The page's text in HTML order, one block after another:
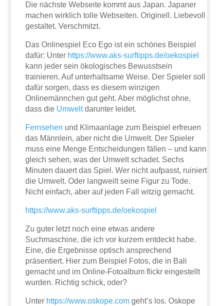
Die nächste Webseite kommt aus Japan. Japaner
machen wirklich tolle Webseiten. Originell. Liebevoll
gestaltet. Verschmitzt.
Das Onlinespiel Eco Ego ist ein schönes Beispiel
dafür: Unter https://www.aks-surftipps.de/oekospiel
kann jeder sein ökologisches Bewusstsein
trainieren. Auf unterhaltsame Weise. Der Spieler soll
dafür sorgen, dass es diesem winzigen
Onlinemännchen gut geht. Aber möglichst ohne,
dass die Umweltdarunter leidet.
Fernsehen und Klimaanlage zum Beispiel erfreuen
das Männlein, aber nicht die Umwelt. Der Spieler
muss eine Menge Entscheidungen fällen – und kann
gleich sehen, was der Umwelt schadet. Sechs
Minuten dauert das Spiel. Wer nicht aufpasst, ruiniert
die Umwelt. Oder langweilt seine Figur zu Tode.
Nicht einfach, aber auf jeden Fall witzig gemacht.
https://www.aks-surftipps.de/oekospiel
Zu guter letzt noch eine etwas andere
Suchmaschine, die ich vor kurzem entdeckt habe.
Eine, die Ergebnisse optisch ansprechend
präsentiert. Hier zum Beispiel Fotos, die in Bali
gemacht und im Online-Fotoalbum flickr eingestellt
wurden. Richtig schick, oder?
Unter https://www.oskope.com geht’s los. Oskope